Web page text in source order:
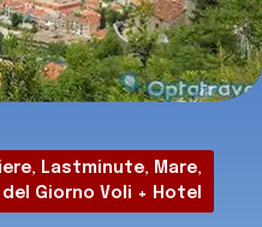
, Lastminute, Mare,
Giorno Voli + Hotel